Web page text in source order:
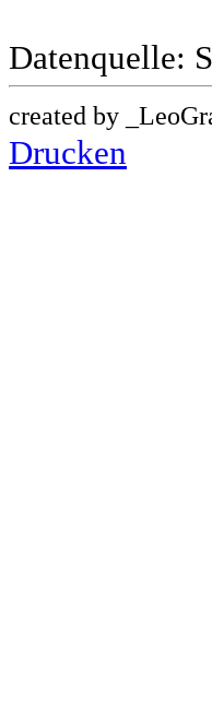
Datenquelle:
created by
Drucken